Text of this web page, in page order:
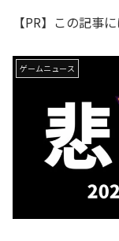
【PR】この記事
ゲームニュース